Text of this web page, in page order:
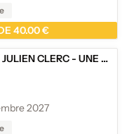
40.00 €
JULIEN CLERC - UNE VIE - TOURNÉE
2027